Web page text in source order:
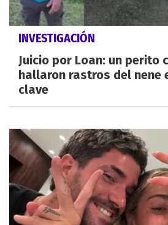
INVESTIGACIÓN
Juicio por Loan: un perito
hallaron rastros del nene
clave